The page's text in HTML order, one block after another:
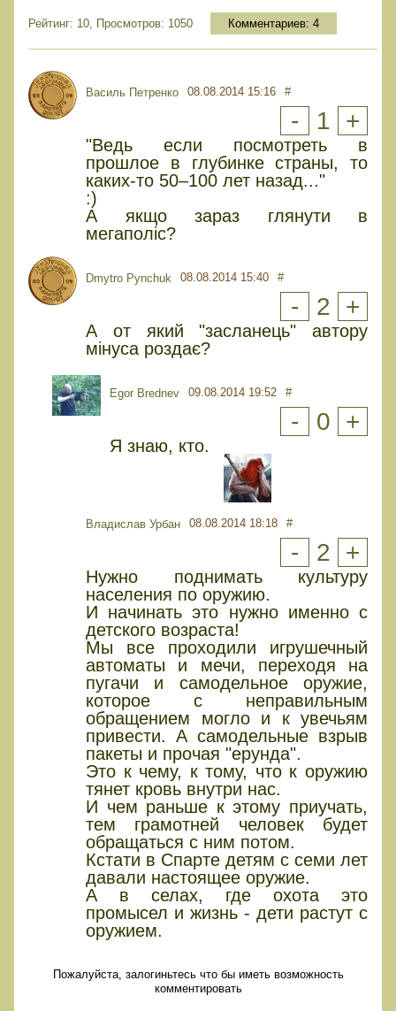
Рейтинг: 10, Просмотров: 1050 Комментариев: 4
Василь Петренко 08.08.2014 15:16 #
- 1 +
"Ведь если посмотреть в
прошлое в глубинке страны, то
каких-то 50–100 лет назад..."
:)
А якщо зараз глянути в
мегаполіс?
Dmytro Pynchuk 08.08.2014 15:40 #
- 2 +
А от який "засланець" автору
мінуса роздає?
Egor Brednev 09.08.2014 19:52 #
- 0 +
Я знаю, кто.
Владислав Урбан 08.08.2014 18:18 #
- 2 +
Нужно поднимать культуру
населения по оружию.
И начинать это нужно именно с
детского возраста!
Мы все проходили игрушечный
автоматы и мечи, переходя на
пугачи и самодельное оружие,
которое с неправильным
обращением могло и к увечьям
привести. А самодельные взрыв
пакеты и прочая "ерунда".
Это к чему, к тому, что к оружию
тянет кровь внутри нас.
И чем раньше к этому приучать,
тем грамотней человек будет
обращаться с ним потом.
Кстати в Спарте детям с семи лет
давали настоящее оружие.
А в селах, где охота это
промысел и жизнь - дети растут с
оружием.
Пожалуйста, залогиньтесь что бы иметь возможность
комментировать